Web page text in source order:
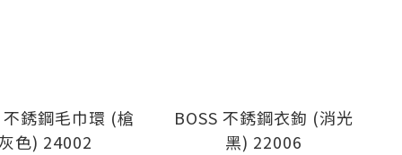
不銹鋼毛巾環 (槍
色) 24002
BOSS 不銹鋼衣鉤 (消光
黑) 22006